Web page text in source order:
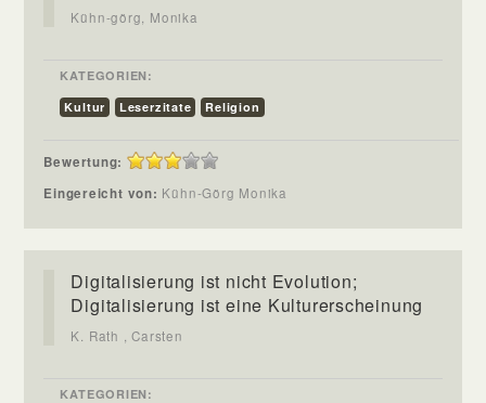
Kühn-görg, Monika
KATEGORIEN:
Kultur
Leserzitate Religion
Bewertung:
Eingereicht von: Kühn-Görg Monika
Digitalisierung ist nicht Evolution;
Digitalisierung ist eine Kulturerscheinung
K. Rath , Carsten
KATEGORIEN: